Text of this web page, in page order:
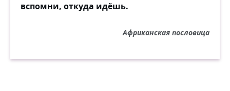
вспомни, откуда идёшь.
Африканская пословица